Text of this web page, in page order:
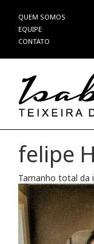
Pular
para
o
QUEM SOMOS
EQUIPE
CONTATO
felipe
Tamanho total da